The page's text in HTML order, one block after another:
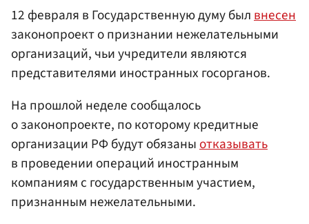
12 февраля в Государственную думу былвнесен
законопроект о признании нежелательными
организаций, чьи учредители являются
представителями иностранных госорганов.
На прошлой неделе сообщалось
о законопроекте, по которому кредитные
организации РФ будут обязаныотказывать
в проведении операций иностранным
компаниям с государственным участием,
признанным нежелательными.